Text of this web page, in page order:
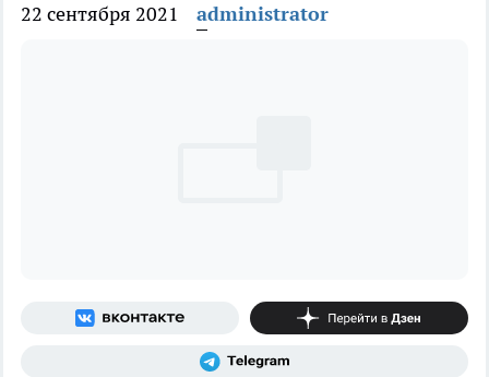
22 сентября 2021 administrator